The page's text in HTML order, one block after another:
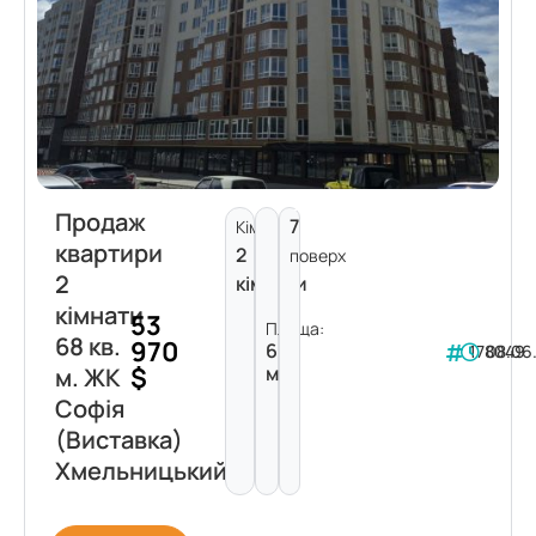
Продаж
квартири
2
кімнати
68 кв.
м. ЖК
Софія
(Виставка)
Хмельницький
53
970
$
Кімнат:
2
кімнати
Площа:
68
м²
7
поверх
178049